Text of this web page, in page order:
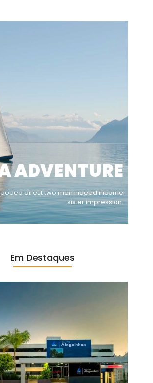
ADVENTURE
direct two men indeed income
sister impression.
Em Destaques